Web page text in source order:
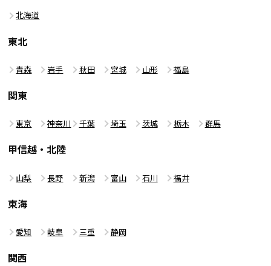
北海道
東北
青森 岩手 秋田 宮城 山形 福島
関東
東京 神奈川 千葉 埼玉 茨城 栃木 群馬
甲信越・北陸
山梨 長野 新潟 富山 石川 福井
東海
愛知 岐阜 三重 静岡
関西